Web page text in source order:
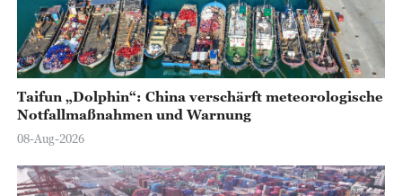
Taifun „Dolphin“: China verschärft meteorologische
Notfallmaßnahmen und Warnung
08-Aug-2026